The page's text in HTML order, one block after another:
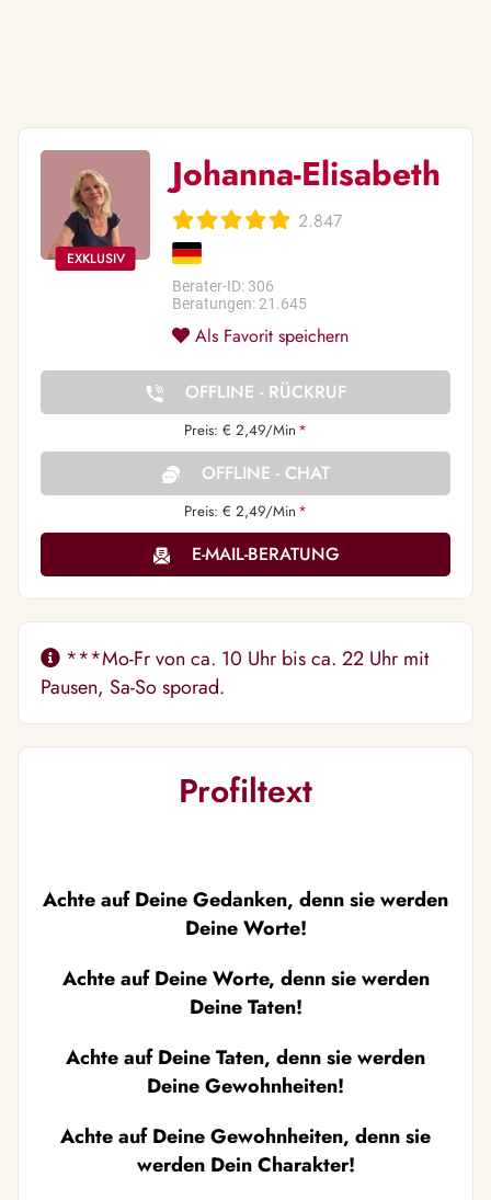
Johanna-Elisabeth
2.847
Berater-ID: 306
Beratungen: 21.645
Als Favorit speichern
OFFLINE - RÜCKRUF
Preis: € 2,49/Min *
OFFLINE - CHAT
Preis: € 2,49/Min *
E-MAIL-BERATUNG
***Mo-Fr von ca. 10 Uhr bis ca. 22 Uhr mit
Pausen, Sa-So sporad.
Profiltext
Achte auf Deine Gedanken, denn sie werden
Deine Worte!
Achte auf Deine Worte, denn sie werden
Deine Taten!
Achte auf Deine Taten, denn sie werden
Deine Gewohnheiten!
Achte auf Deine Gewohnheiten, denn sie
werden Dein Charakter!